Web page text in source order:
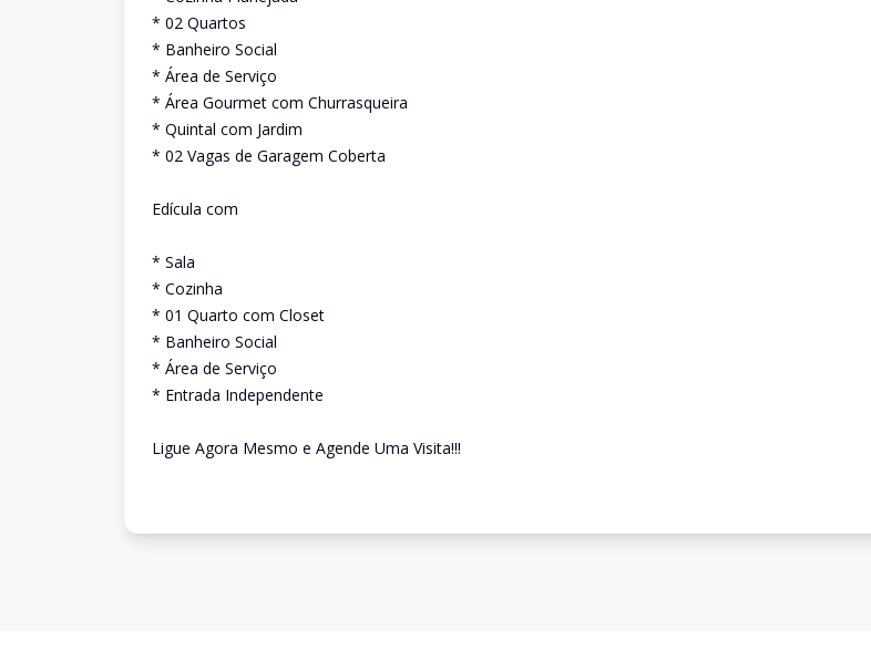
* 02 Quartos
* Banheiro Social
* Área de Serviço
* Área Gourmet com Churrasqueira
* Quintal com Jardim
* 02 Vagas de Garagem Coberta
Edícula com
* Sala
* Cozinha
* 01 Quarto com Closet
* Banheiro Social
* Área de Serviço
* Entrada Independente
Ligue Agora Mesmo e Agende Uma Visita!!!